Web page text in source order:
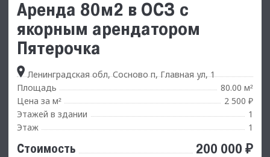
Аренда 80м2 в ОСЗ с
якорным арендатором
Пятерочка
Ленинградская обл, Сосново п, Главная ул, 1
Площадь
80.00 м²
Цена за м²
2 500 ₽
Этажей в здании
1
Этаж
1
Стоимость 200 000 ₽